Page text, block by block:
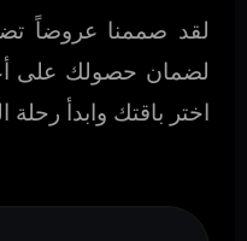
لقد صممنا عروضاً
لضمان حصولك على
اختر باقتك وابدأ رحلة